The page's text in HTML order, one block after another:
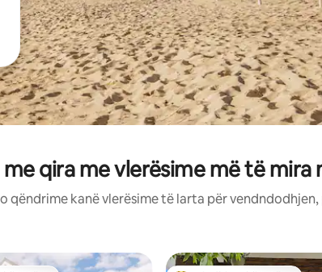
qira me vlerësime më të mira
qëndrime kanë vlerësime të larta për vendndodhjen,